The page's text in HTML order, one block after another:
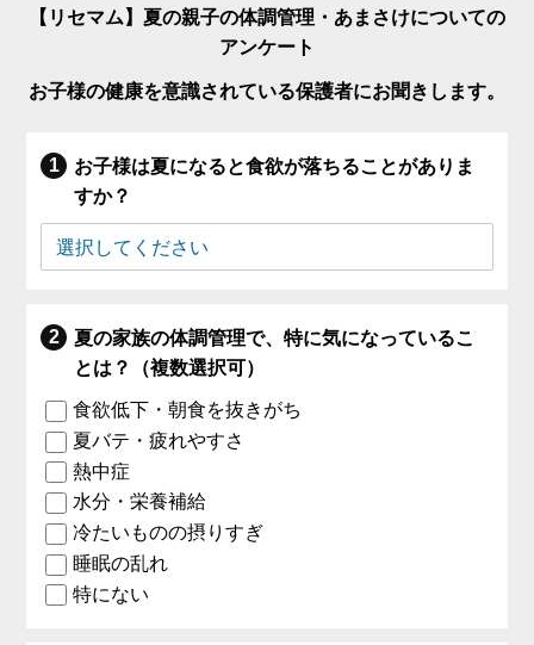
【リセマム】夏の親子の体調管理・あまさけについての
アンケート
お子様の健康を意識されている保護者にお聞きします。
お子様は夏になると食欲が落ちることがありま
すか？
夏の家族の体調管理で、特に気になっているこ
とは？（複数選択可）
食欲低下・朝食を抜きがち
夏バテ・疲れやすさ
熱中症
水分・栄養補給
冷たいものの摂りすぎ
睡眠の乱れ
特にない